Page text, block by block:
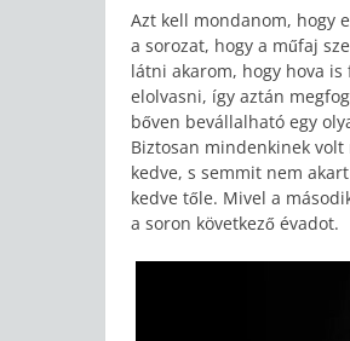
Azt kell mondanom, hogy
a sorozat, hogy a műfaj
látni akarom, hogy hova
elolvasni, így aztán
bőven bevállalható egy
Biztosan mindenkinek
kedve, s semmit nem
kedve tőle. Mivel a
a soron következő évadot.